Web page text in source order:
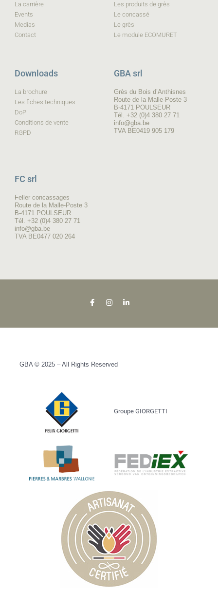
La carrière
Events
Medias
Contact
Les produits de grès
Le concassé
Le grès
Le module ECOMURET
Downloads
La brochure
Les fiches techniques
DoP
Conditions de vente
RGPD
GBA srl
Grès du Bois d’Anthisnes
Route de la Malle-Poste 3
B-4171 POULSEUR
Tél. +32 (0)4 380 27 71
info@gba.be
TVA BE0419 905 179
FC srl
Feller concassages
Route de la Malle-Poste 3
B-4171 POULSEUR
Tél. +32 (0)4 380 27 71
info@gba.be
TVA BE0477 020 264
GBA © 2025 – All Rights Reserved
Groupe GIORGETTI